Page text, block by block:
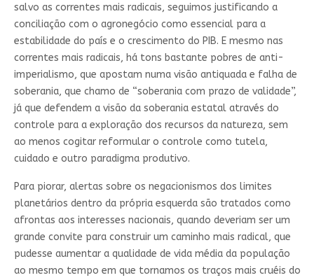
salvo as correntes mais radicais, seguimos justificando a
conciliação com o agronegócio como essencial para a
estabilidade do país e o crescimento do PIB. E mesmo nas
correntes mais radicais, há tons bastante pobres de anti-
imperialismo, que apostam numa visão antiquada e falha de
soberania, que chamo de “soberania com prazo de validade”,
já que defendem a visão da soberania estatal através do
controle para a exploração dos recursos da natureza, sem
ao menos cogitar reformular o controle como tutela,
cuidado e outro paradigma produtivo.
Para piorar, alertas sobre os negacionismos dos limites
planetários dentro da própria esquerda são tratados como
afrontas aos interesses nacionais, quando deveriam ser um
grande convite para construir um caminho mais radical, que
pudesse aumentar a qualidade de vida média da população
ao mesmo tempo em que tornamos os traços mais cruéis do